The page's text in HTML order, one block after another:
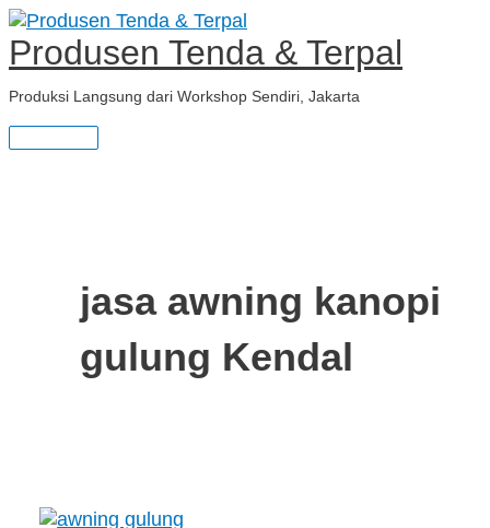
Skip
content
Produsen Tenda & Terpal
Produksi Langsung dari Workshop Sendiri, Jakarta
Main
Menu
jasa awning kanopi
gulung Kendal
JASA
AWNING
GULUNG
S
e
a